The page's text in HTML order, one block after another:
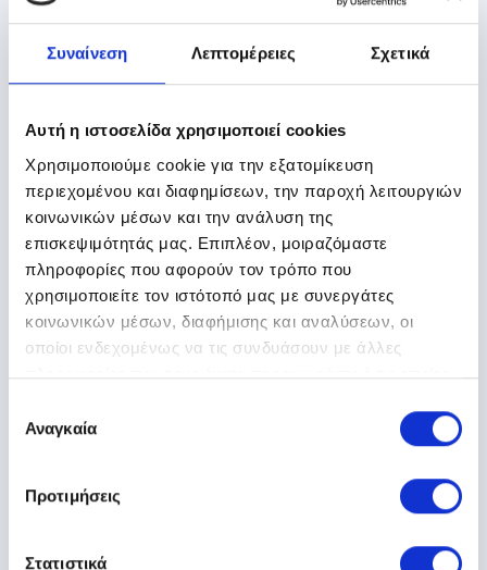
Συναίνεση Λεπτομέρειες Σχετικά
Αυτή η ιστοσελίδα χρησιμοποιεί cookies
Χρησιμοποιούμε cookie για την εξατομίκευση
περιεχομένου και διαφημίσεων, την παροχή λειτουργιών
κοινωνικών μέσων και την ανάλυση της
επισκεψιμότητάς μας. Επιπλέον, μοιραζόμαστε
πληροφορίες που αφορούν τον τρόπο που
χρησιμοποιείτε τον ιστότοπό μας με συνεργάτες
κοινωνικών μέσων, διαφήμισης και αναλύσεων, οι
οποίοι ενδεχομένως να τις συνδυάσουν με άλλες
πληροφορίες που τους έχετε παραχωρήσει ή τις οποίες
των υπηρεσιών τους.
συγκατάθεσης
Αναγκαία
Προτιμήσεις
Στατιστικά
εταιρείας στην εφαρμογή Smart και το Smart
μπορεί να ενημερώσει το λογιστικό
πρόγραμμα online με τις κινήσεις που
Μπορώ να συνδέομαι από το σπίτι μου;
Πού βρίσκονται τα δεδομένα μου;
ΔΕΙΤΕ ΠΕΡΙΣΣΟΤΕΡΕΣ ΣΥΧΝΕΣ ΕΡΩΤΗΣΕΙΣ
9 λόγοιγια να επιλέξετε το
01 Με το κύρος της Epsilon Net